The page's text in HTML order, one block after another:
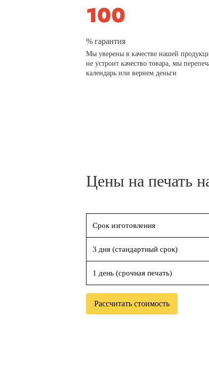
% гарантия
Мы уверены в качестве нашей
не устроит качество товара, мы
календарь или вернем деньги
Цены на печать
Срок изготовления
3 дня (стандартный срок)
1 день (срочная печать)
Рассчитать стоимость